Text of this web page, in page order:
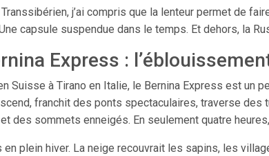
j’ai compris que la lenteur permet de
capsule suspendue dans le temps. Et dehors, la
Express :
Suisse à Tirano en Italie, le Bernina Express est un
franchit des ponts spectaculaires, traverse des
des sommets enneigés. En seulement quatre
en plein hiver. La neige recouvrait les sapins, les